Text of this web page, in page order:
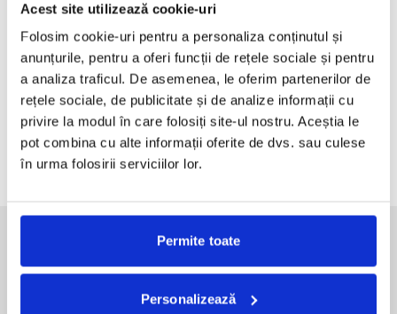
Acest site utilizează cookie-uri
Folosim cookie-uri pentru a personaliza conținutul și
anunțurile, pentru a oferi funcții de rețele sociale și pentru
a analiza traficul. De asemenea, le oferim partenerilor de
rețele sociale, de publicitate și de analize informații cu
privire la modul în care folosiți site-ul nostru. Aceștia le
pot combina cu alte informații oferite de dvs. sau culese
în urma folosirii serviciilor lor.
Permite toate
Personalizează
Funda, element cheie in designul rochiilor de ocazie
KAWS: Art & Comix la Albertina Modern – cand benzile
desenate intra in muzeu
The Outsider. Andreea Macri. 13 ani de fotografie de moda
intr-o expozitie.
60 de ani de Pepsi, celebrati printr-o expozitie-eveniment
Nostalgia din fiecare ilustratie